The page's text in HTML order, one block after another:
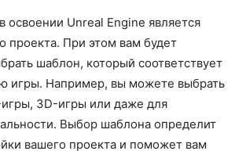
Unreal Engine является
проекта. При этом вам будет
шаблон, который соответствует
игры. Например, вы можете выбрать
3D-игры или даже для
Выбор шаблона определит
вашего проекта и поможет вам